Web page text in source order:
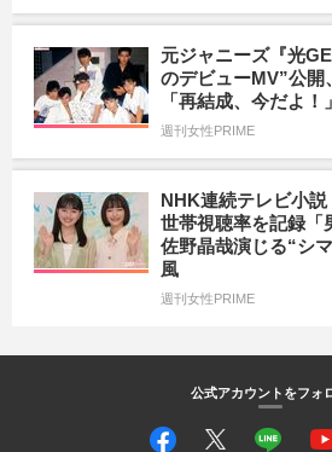
元ジャニーズ『光
のデビューMV”公開
「再結成、今だよ
週刊女性PRIME
NHK連続テレビ小
世帯視聴率を記録「
佐野晶哉演じる“シ
風
週刊女性PRIME
公式アカウントをフォ